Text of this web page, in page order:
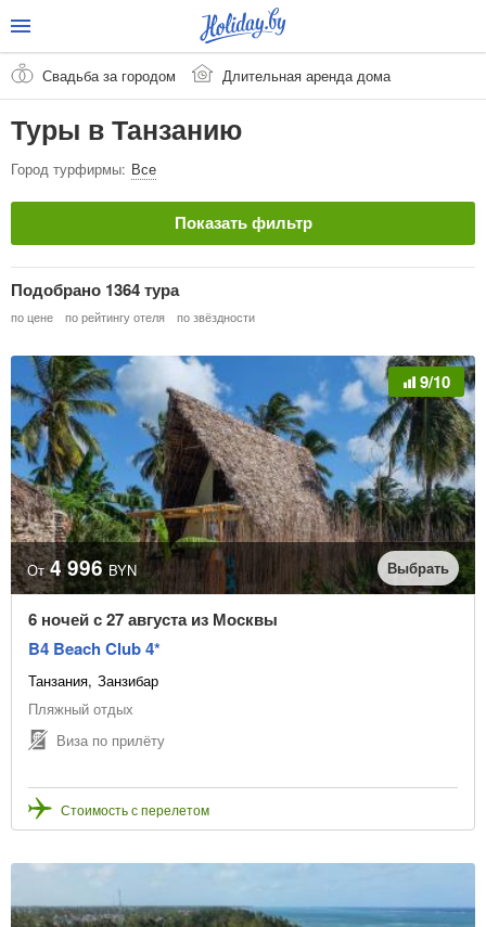
Свадьба за городом Длительная аренда дома
Туры в Танзанию
Город турфирмы: Все
Показать фильтр
Танзания
Город / Курорт
Тип тура
Отправление из
Даты начала туров
или выбрать месяц начала туров
Количество ночей
Цена, BYN
В рассрочку
Подобрано 1364 тура
по цене по рейтингу отеля по звёздности
9/10
От 4 996 BYN Выбрать
6 ночей с 27 августа из Москвы
B4 Beach Club 4*
Танзания Занзибар
Пляжный отдых
Виза по прилёту
Стоимость с перелетом